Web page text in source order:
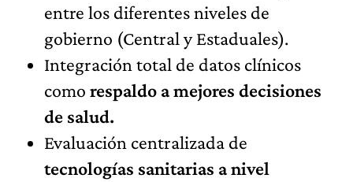
entre los diferentes niveles de
gobierno (Central y Estaduales).
Integración total de datos clínicos
como respaldo a mejores decisiones
de salud.
Evaluación centralizada de
tecnologías sanitarias a nivel